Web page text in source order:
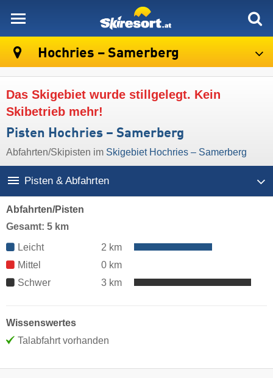
Hochries – Samerberg
Das Skigebiet wurde stillgelegt. Kein
Skibetrieb mehr!
Pisten Hochries – Samerberg
Abfahrten/Skipisten im Skigebiet Hochries – Samerberg
Pisten & Abfahrten
Abfahrten/Pisten
Gesamt: 5 km
Leicht
2 km
Mittel
0 km
Schwer
3 km
Wissenswertes
Talabfahrt vorhanden